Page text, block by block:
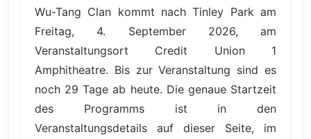
Wu-Tang Clan kommt nach Tinley Park am
Freitag, 4. September 2026, am
Veranstaltungsort Credit Union 1
Amphitheatre. Bis zur Veranstaltung sind es
noch 29 Tage ab heute. Die genaue Startzeit
des Programms ist in den
Veranstaltungsdetails auf dieser Seite, im